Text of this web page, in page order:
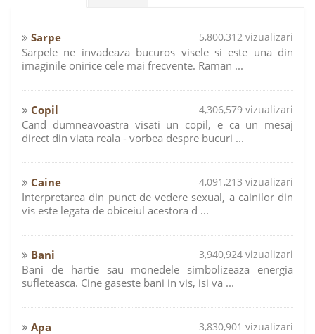
Sarpe 5,800,312 vizualizari
Sarpele ne invadeaza bucuros visele si este una din
imaginile onirice cele mai frecvente. Raman ...
Copil 4,306,579 vizualizari
Cand dumneavoastra visati un copil, e ca un mesaj
direct din viata reala - vorbea despre bucuri ...
Caine 4,091,213 vizualizari
Interpretarea din punct de vedere sexual, a cainilor din
vis este legata de obiceiul acestora d ...
Bani 3,940,924 vizualizari
Bani de hartie sau monedele simbolizeaza energia
sufleteasca. Cine gaseste bani in vis, isi va ...
Apa 3,830,901 vizualizari